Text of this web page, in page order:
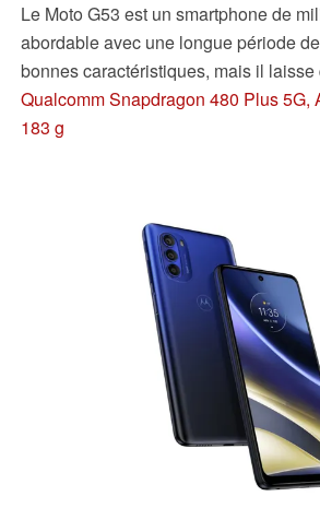
Le Moto G53 est un smartphone de
abordable avec une longue période
bonnes caractéristiques, mais il
questions en comparaison avec le
suite pour découvrir les faiblesses
Qualcomm Snapdragon 480 Plus 5G,
183 g